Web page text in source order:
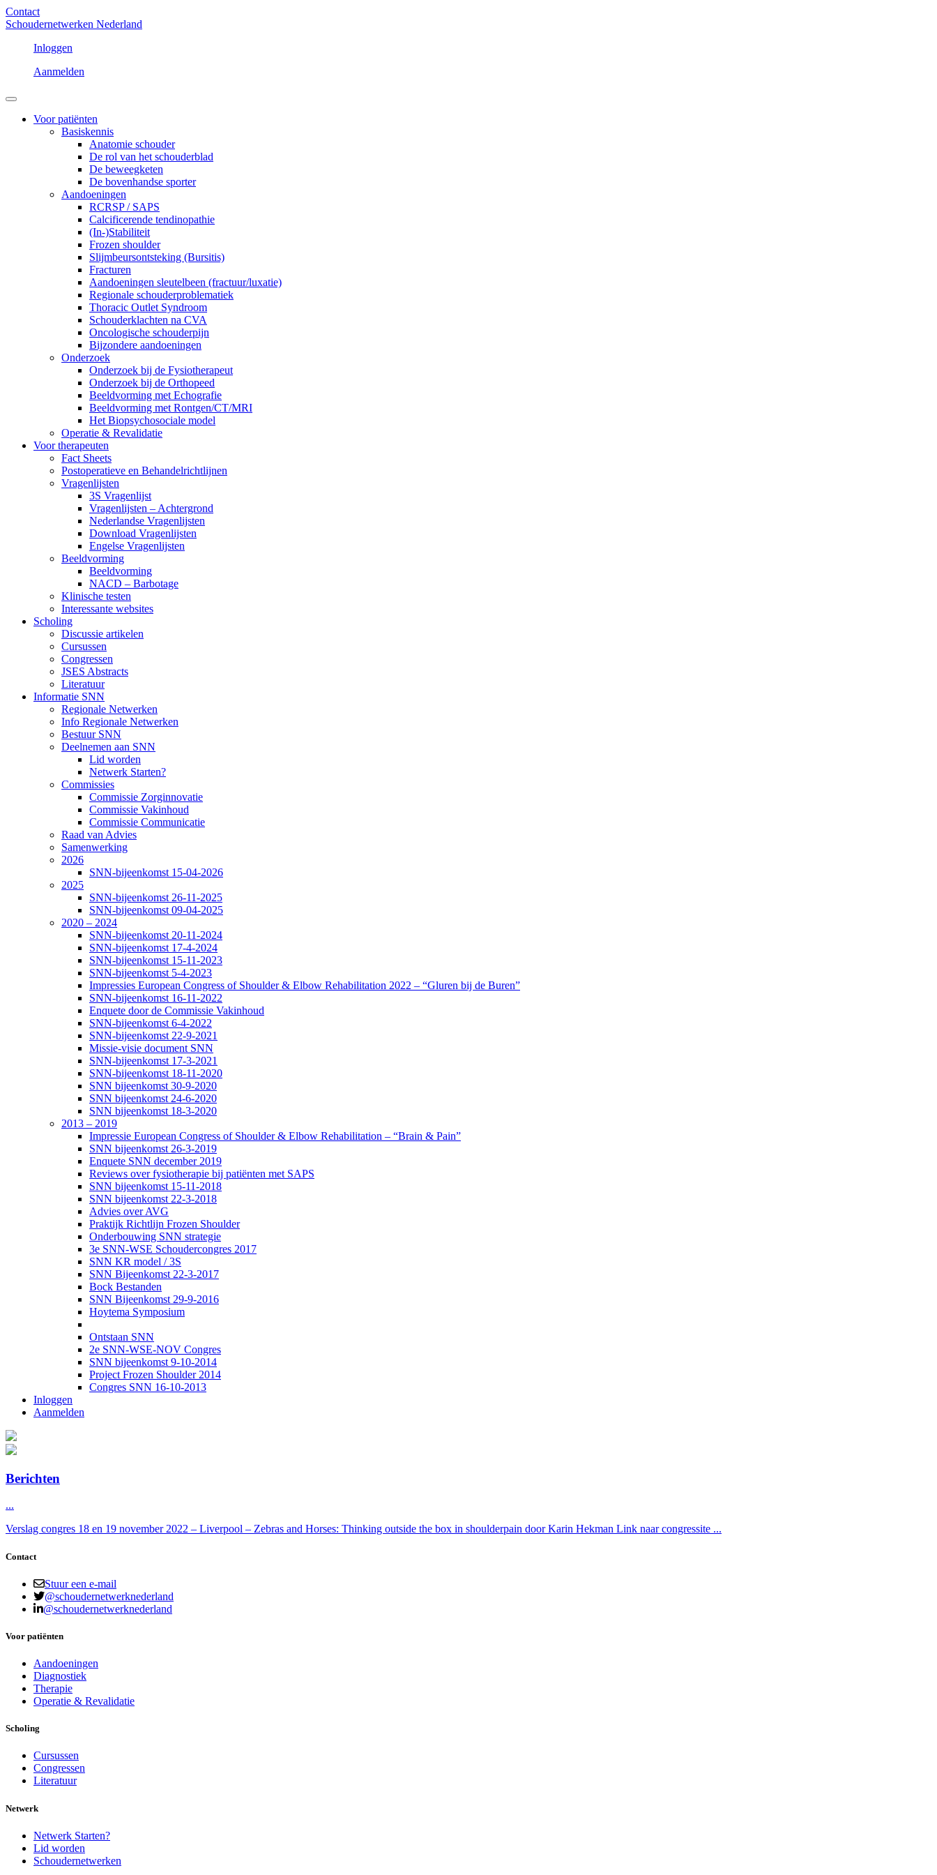
Contact
Schoudernetwerken Nederland
Inloggen
Aanmelden
Voor patiënten
Basiskennis
Anatomie schouder
De rol van het schouderblad
De beweegketen
De bovenhandse sporter
Aandoeningen
RCRSP / SAPS
Calcificerende tendinopathie
(In-)Stabiliteit
Frozen shoulder
Slijmbeursontsteking (Bursitis)
Fracturen
Aandoeningen sleutelbeen (fractuur/luxatie)
Regionale schouderproblematiek
Thoracic Outlet Syndroom
Schouderklachten na CVA
Oncologische schouderpijn
Bijzondere aandoeningen
Onderzoek
Onderzoek bij de Fysiotherapeut
Onderzoek bij de Orthopeed
Beeldvorming met Echografie
Beeldvorming met Rontgen/CT/MRI
Het Biopsychosociale model
Operatie & Revalidatie
Voor therapeuten
Fact Sheets
Postoperatieve en Behandelrichtlijnen
Vragenlijsten
3S Vragenlijst
Vragenlijsten – Achtergrond
Nederlandse Vragenlijsten
Download Vragenlijsten
Engelse Vragenlijsten
Beeldvorming
Beeldvorming
NACD – Barbotage
Klinische testen
Interessante websites
Scholing
Discussie artikelen
Cursussen
Congressen
JSES Abstracts
Literatuur
Informatie SNN
Regionale Netwerken
Info Regionale Netwerken
Bestuur SNN
Deelnemen aan SNN
Lid worden
Netwerk Starten?
Commissies
Commissie Zorginnovatie
Commissie Vakinhoud
Commissie Communicatie
Raad van Advies
Samenwerking
2026
SNN-bijeenkomst 15-04-2026
2025
SNN-bijeenkomst 26-11-2025
SNN-bijeenkomst 09-04-2025
2020 – 2024
SNN-bijeenkomst 20-11-2024
SNN-bijeenkomst 17-4-2024
SNN-bijeenkomst 15-11-2023
SNN-bijeenkomst 5-4-2023
Impressies European Congress of Shoulder & Elbow Rehabilitation 2022 – “Gluren bij de Buren”
SNN-bijeenkomst 16-11-2022
Enquete door de Commissie Vakinhoud
SNN-bijeenkomst 6-4-2022
SNN-bijeenkomst 22-9-2021
Missie-visie document SNN
SNN-bijeenkomst 17-3-2021
SNN-bijeenkomst 18-11-2020
SNN bijeenkomst 30-9-2020
SNN bijeenkomst 24-6-2020
SNN bijeenkomst 18-3-2020
2013 – 2019
Impressie European Congress of Shoulder & Elbow Rehabilitation – “Brain & Pain”
SNN bijeenkomst 26-3-2019
Enquete SNN december 2019
Reviews over fysiotherapie bij patiënten met SAPS
SNN bijeenkomst 15-11-2018
SNN bijeenkomst 22-3-2018
Advies over AVG
Praktijk Richtlijn Frozen Shoulder
Onderbouwing SNN strategie
3e SNN-WSE Schoudercongres 2017
SNN KR model / 3S
SNN Bijeenkomst 22-3-2017
Bock Bestanden
SNN Bijeenkomst 29-9-2016
Hoytema Symposium
Ontstaan SNN
2e SNN-WSE-NOV Congres
SNN bijeenkomst 9-10-2014
Project Frozen Shoulder 2014
Congres SNN 16-10-2013
Inloggen
Aanmelden
Berichten
...
Verslag congres 18 en 19 november 2022 – Liverpool – Zebras and Horses: Thinking outside the box in shoulderpain door Karin Hekman Link naar congressite ...
Contact
Stuur een e-mail
@schoudernetwerknederland
@schoudernetwerknederland
Voor patiënten
Aandoeningen
Diagnostiek
Therapie
Operatie & Revalidatie
Scholing
Cursussen
Congressen
Literatuur
Netwerk
Netwerk Starten?
Lid worden
Schoudernetwerken